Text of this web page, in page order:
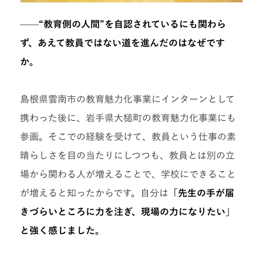
——“教育側の人間”を自認されているにも関わら
ず、あえて教員ではない道を進んだのはなぜです
か。
島根県雲南市の教育魅力化事業にインターンとして
携わった後に、岩手県大槌町の教育魅力化事業にも
参画。そこでの経験を受けて、教員という仕事の素
晴らしさを目の当たりにしつつも、教員とは別の立
場から関わる人が増えることで、学校にできること
が増えると知ったからです。自分は 「先生の手が届
きづらいところに力を注ぎ、現場の力になりたい」
と強く感じました。